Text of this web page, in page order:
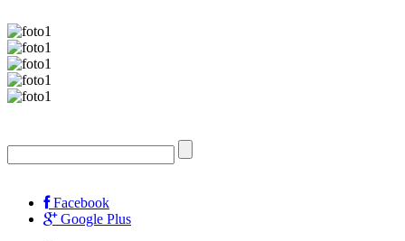
Facebook
Google Plus